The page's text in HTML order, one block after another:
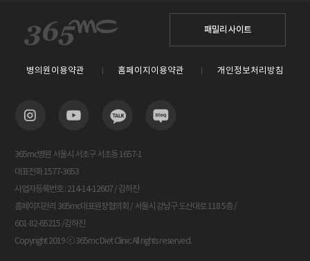
패밀리 사이트
병의원이용약관 홈페이지이용약관 개인정보처리방침
365mc병원 서울시 서초구 서초동 1657-1
대표전화 1577-3653
사업자등록번호 : 214-14-12607 / 김하진
홈페이지관리 365mc대표원장협의회 / 서울시 강남구 도산대로 118 5층 /
601-82-65215 /김하진
Copyright 2019 ⓒ 365mc Diet Clinic All rights reserved.